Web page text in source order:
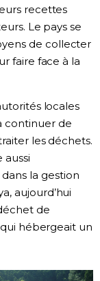
recettes
Le pays se
de collecter
faire face à la
locales
continuer de
les déchets.
aussi
la gestion
aujourd’hui
de
hébergeait un